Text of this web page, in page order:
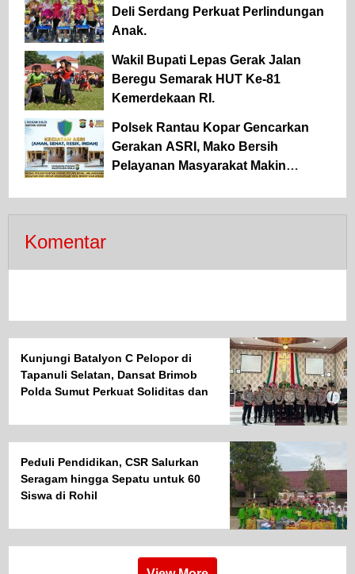
Deli Serdang Perkuat Perlindungan
Anak.
Wakil Bupati Lepas Gerak Jalan
Beregu Semarak HUT Ke-81
Kemerdekaan RI.
Polsek Rantau Kopar Gencarkan
Gerakan ASRI, Mako Bersih
Pelayanan Masyarakat Makin
Komentar
Kunjungi Batalyon C Pelopor di
Tapanuli Selatan, Dansat Brimob
Polda Sumut Perkuat Soliditas dan
Peduli Pendidikan, CSR Salurkan
Seragam hingga Sepatu untuk 60
Siswa di Rohil